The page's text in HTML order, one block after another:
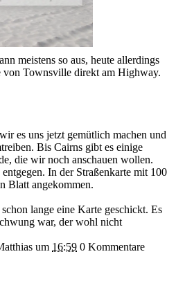
meistens so aus, heute allerdings
Townsville direkt am Highway.
es uns jetzt gemütlich machen und
Bis Cairns gibt es einige
die wir noch anschauen wollen.
In der Straßenkarte mit 100
Blatt angekommen.
lange eine Karte geschickt. Es
war, der wohl nicht
um 16:59 0 Kommentare